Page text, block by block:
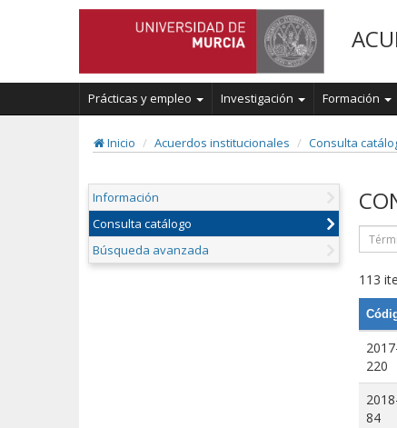
Prácticas y empleo Investigación Formación
Inicio Acuerdos institucionales Consulta
Información
Consulta catálogo
Búsqueda avanzada
113
220
84